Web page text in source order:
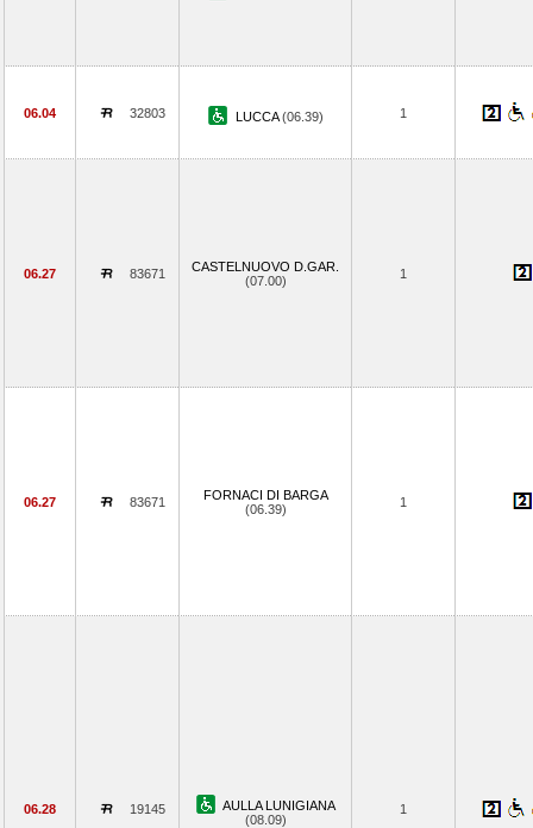
06.04 32803 LUCCA(06.39) 1
06.27 83671
CASTELNUOVO D.GAR.
(07.00)
1
06.27 83671
FORNACI DI BARGA
(06.39)
1
06.28 19145
AULLA LUNIGIANA
(08.09)
1